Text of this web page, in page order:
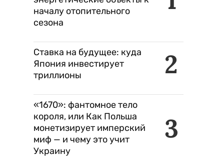
началу отопительного
сезона
2
Ставка на будущее: куда
Япония инвестирует
триллионы
3
«1670»: фантомное тело
короля, или Как Польша
монетизирует имперский
миф — и чему это учит
Украину